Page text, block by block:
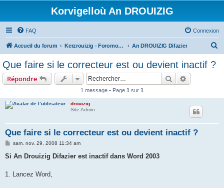
Korvigelloù An DROUIZIG
FAQ Connexion
Accueil du forum Kerzrouizig - Foromoù An Drouizig An DROUIZIG Difazier
Que faire si le correcteur est ou devient inactif ?
Répondre Rechercher
1 message • Page 1 sur 1
drouizig
Site Admin
Que faire si le correcteur est ou devient inactif ?
M
s
g
sam. nov. 29, 2008 11:34 am
Si An Drouizig Difazier est inactif dans Word 2003
1. Lancez Word,